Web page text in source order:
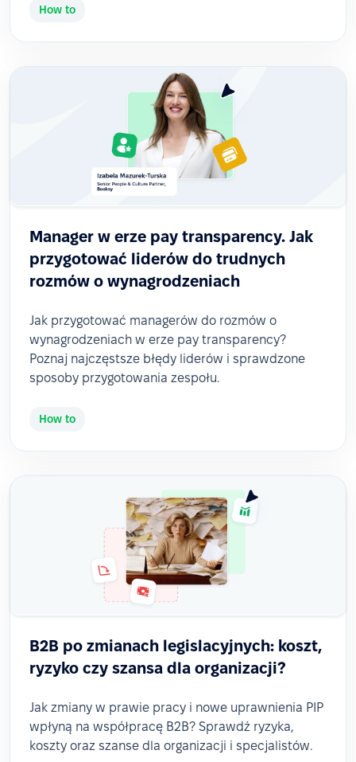
How to
Manager w erze pay transparency. Jak
przygotować liderów do trudnych
rozmów o wynagrodzeniach
Jak przygotować managerów do rozmów o
wynagrodzeniach w erze pay transparency?
Poznaj najczęstsze błędy liderów i sprawdzone
sposoby przygotowania zespołu.
How to
B2B po zmianach legislacyjnych: koszt,
ryzyko czy szansa dla organizacji?
Jak zmiany w prawie pracy i nowe uprawnienia PIP
wpłyną na współpracę B2B? Sprawdź ryzyka,
koszty oraz szanse dla organizacji i specjalistów.